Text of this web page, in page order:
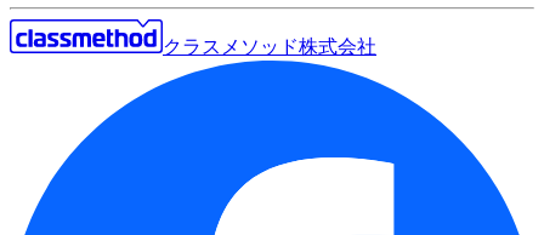
クラスメソッド株式会社